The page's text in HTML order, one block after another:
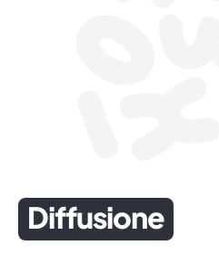
Diffusione